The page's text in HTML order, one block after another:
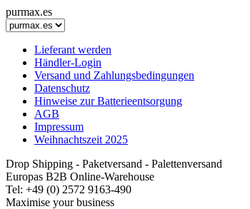
purmax.es
Lieferant werden
Händler-Login
Versand und Zahlungsbedingungen
Datenschutz
Hinweise zur Batterieentsorgung
AGB
Impressum
Weihnachtszeit 2025
Drop Shipping - Paketversand - Palettenversand
Europas B2B Online-Warehouse
Tel: +49 (0) 2572 9163-490
Maximise your business